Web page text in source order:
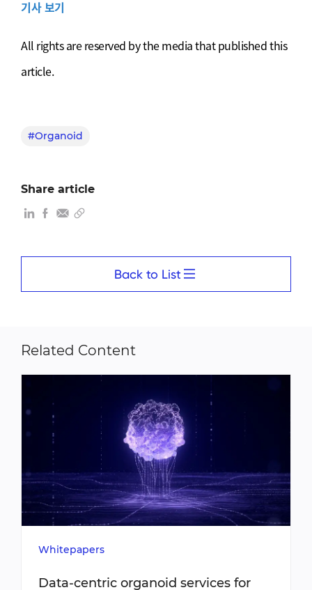
기사 보기
All rights are reserved by the media that published this
article.
#Organoid
Share article
Back to List
Related Content
Whitepapers
Data-centric organoid services for